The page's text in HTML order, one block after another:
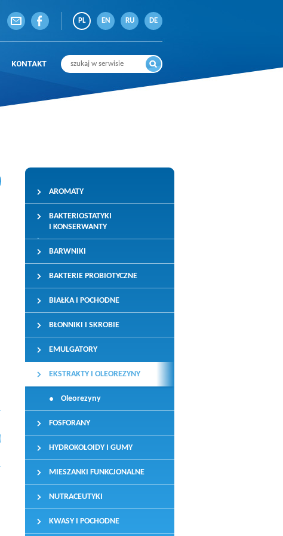
PL EN RU DE
KONTAKT
AROMATY
BAKTERIOSTATYKI
I KONSERWANTY
BARWNIKI
BAKTERIE PROBIOTYCZNE
BIAŁKA I POCHODNE
BŁONNIKI I SKROBIE
EMULGATORY
EKSTRAKTY I OLEOREZYNY
Oleorezyny
FOSFORANY
HYDROKOLOIDY I GUMY
MIESZANKI FUNKCJONALNE
NUTRACEUTYKI
KWASY I POCHODNE